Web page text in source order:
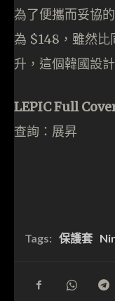
為了便攜而妥協
為 $148，雖然比
升，這個韓國設
LEPIC Full
查詢：展昇
Tags: 保護套